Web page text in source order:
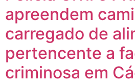
apreendem
carregado de
pertencente a
criminosa em